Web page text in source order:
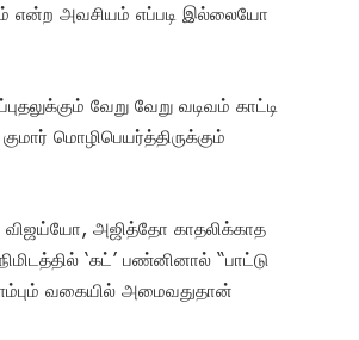
என்ற அவசியம் எப்படி இல்லையோ
வேறு வேறு வடிவம் காட்டி
மொழிபெயர்த்திருக்கும்
விஜய்யோ, அஜித்தோ காதலிக்காத
‘கட்’ பண்னினால் “பாட்டு
வகையில் அமைவதுதான்